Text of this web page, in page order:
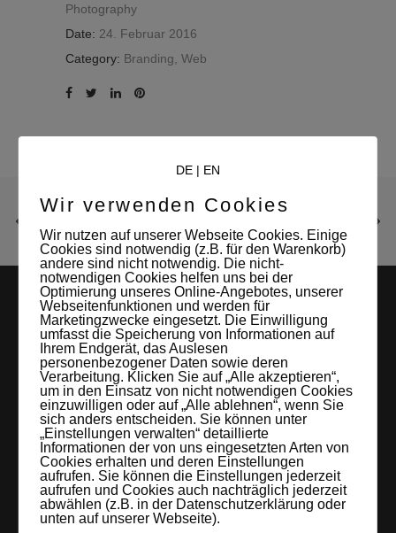
Photography
Date: 24. Februar 2016
Category: Branding, Web
LEIPZIGS MIETSTUDIO
Hier lassen sich Foto- und Videoproduktionen aller Art in
entspannter Loftatmosphäre realisieren. Alles da, was man
braucht: Technik, Platz, Couch und Kaffee. Folgt uns!
DE| EN
Wir verwenden Cookies
Wir nutzen auf unserer Webseite Cookies. Einige
Cookies sind notwendig (z.B. für den Warenkorb)
andere sind nicht notwendig. Die nicht-
notwendigen Cookies helfen uns bei der
Optimierung unseres Online-Angebotes, unserer
Webseitenfunktionen und werden für
Marketingzwecke eingesetzt. Die Einwilligung
umfasst die Speicherung von Informationen auf
Ihrem Endgerät, das Auslesen
personenbezogener Daten sowie deren
Verarbeitung. Klicken Sie auf „Alle akzeptieren“,
um in den Einsatz von nicht notwendigen Cookies
einzuwilligen oder auf „Alle ablehnen“, wenn Sie
sich anders entscheiden. Sie können unter
„Einstellungen verwalten“ detaillierte
Informationen der von uns eingesetzten Arten von
Cookies erhalten und deren Einstellungen
aufrufen. Sie können die Einstellungen jederzeit
aufrufen und Cookies auch nachträglich jederzeit
abwählen (z.B. in der Datenschutzerklärung oder
unten auf unserer Webseite).